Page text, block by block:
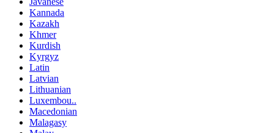
Kannada
Kazakh
Khmer
Kurdish
Kyrgyz
Latin
Latvian
Lithuanian
Luxembou..
Macedonian
Malagasy